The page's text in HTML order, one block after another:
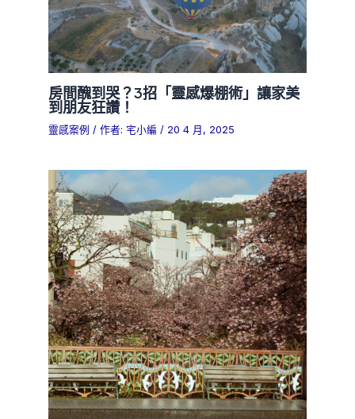
房間醜到哭？3招「靈感爆棚術」讓家美
到朋友狂讚！
靈感案例 / 作者: 宅小編 / 20 4 月, 2025